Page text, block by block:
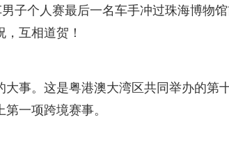
子个人赛最后一名车手冲过珠海博物
互相道贺！
事。这是粤港澳大湾区共同举办的第
一项跨境赛事。